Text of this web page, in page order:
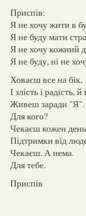
Приспів:
Я не хочу жити в
Я не буду мати
Я не хочу кожний
Я не буду, ні не
Ховаєш все на бік,
І злість і радість, й
Живеш заради "Я".
Для кого?
Чекаєш кожен день
Підтримки від
Чекаєш. А нема.
Для тебе.
Приспів